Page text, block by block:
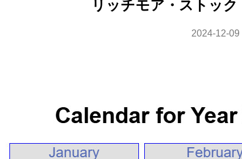
リッチモア・ストッ
2024-12-09